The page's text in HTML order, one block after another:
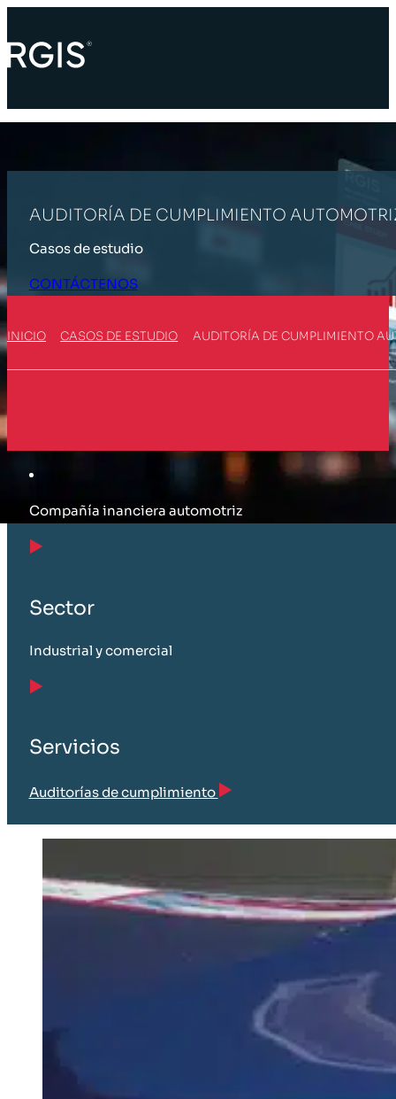
AUDITORÍA DE CUMPLIMIENTO
Casos de estudio
CONTÁCTENOS
INICIO CASOS DE ESTUDIO AUDITORÍA DE CUMPLIMIENTO
Compañía inanciera automotriz
Sector
Industrial y comercial
Servicios
Auditorías de cumplimiento